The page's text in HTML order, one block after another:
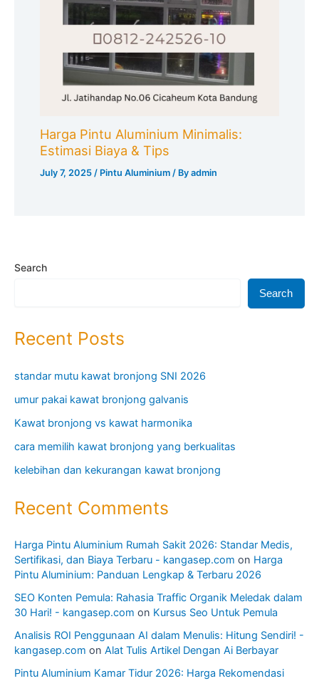
Harga Pintu Aluminium Minimalis:
Estimasi Biaya & Tips
July 7, 2025/ Pintu Aluminium / Byadmin
Search
Search
Recent Posts
standar mutu kawat bronjong SNI 2026
umur pakai kawat bronjong galvanis
Kawat bronjong vs kawat harmonika
cara memilih kawat bronjong yang berkualitas
kelebihan dan kekurangan kawat bronjong
Recent Comments
Harga Pintu Aluminium Rumah Sakit 2026: Standar Medis,
Sertifikasi, dan Biaya Terbaru - kangasep.com on Harga
Pintu Aluminium: Panduan Lengkap & Terbaru 2026
SEO Konten Pemula: Rahasia Traffic Organik Meledak dalam
30 Hari! - kangasep.com on Kursus Seo Untuk Pemula
Analisis ROI Penggunaan AI dalam Menulis: Hitung Sendiri! -
kangasep.com on Alat Tulis Artikel Dengan Ai Berbayar
Pintu Aluminium Kamar Tidur 2026: Harga Rekomendasi